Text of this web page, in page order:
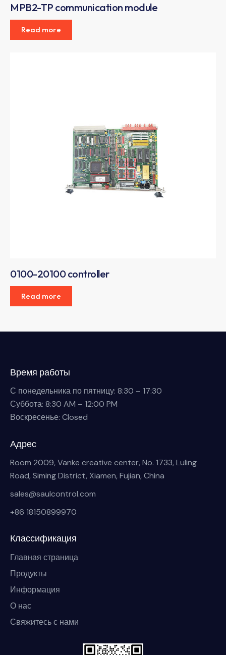
MPB2-TP communication module
Read more
0100-20100 controller
Read more
Время работы
С понедельника по пятницу: 8:30 – 17:30
Суббота: 8:30 AM – 12:00 PM
Воскресенье: Closed
Адрес
Room 2009, Vanke creative center, No. 1733, Luling
Road, Siming District, Xiamen, Fujian, China
sales@saulcontrol.com
+86 18150899970
Классификация
Главная страница
Продукты
Информация
О нас
Свяжитесь с нами